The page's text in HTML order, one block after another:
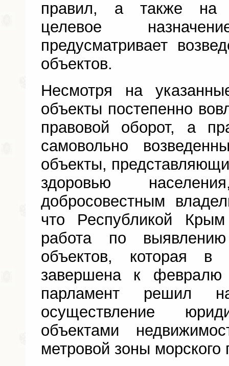
правил, а также на
целевое
предусматривает
объектов.
Несмотря на
объекты постепенно
правовой оборот, а
самовольно
объекты,
здоровью
добросовестным
что Республикой Крым
работа по
объектов, которая
завершена к февралю
парламент решил
осуществление
объектами
метровой зоны морского